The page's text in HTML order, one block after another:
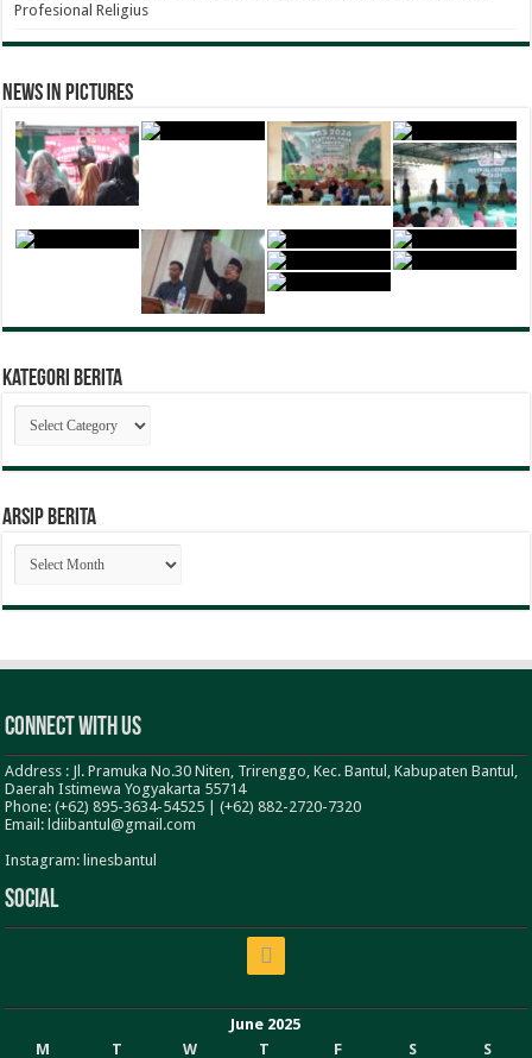
Profesional Religius
News in Pictures
Kategori Berita
Kategori
Berita
ARSIP BERITA
ARSIP
BERITA
Connect With Us
Address : Jl. Pramuka No.30 Niten, Trirenggo, Kec. Bantul, Kabupaten Bantul,
Daerah Istimewa Yogyakarta 55714
Phone: (+62) 895-3634-54525 | (+62) 882-2720-7320
Email: ldiibantul@gmail.com
Instagram: linesbantul
Social
June 2025
M
T W T F S S